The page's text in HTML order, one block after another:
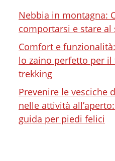
Nebbia in montagna:
comportarsi e stare al
Comfort e
lo zaino perfetto per il
trekking
Prevenire le vesciche
nelle attività
guida per piedi felici